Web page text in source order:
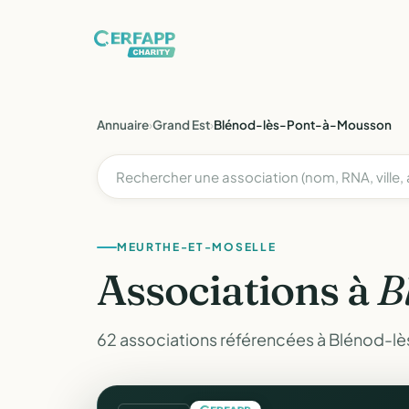
Annuaire›Grand Est›Blénod-lès-Pont-à-Mousson
MEURTHE-ET-MOSELLE
Associations à
62 associations référencées à Blénod-